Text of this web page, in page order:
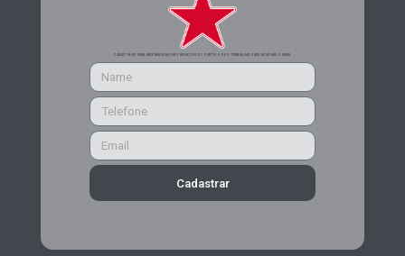
CADASTRE-SE PARA RECEBER MAIS INFORMAÇÕES DO PARTIDO DOS TRABALHADORES DE MINAS GERAIS
Cadastrar